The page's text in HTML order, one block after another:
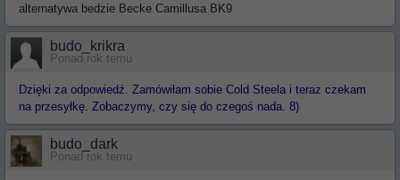
alternatywa bedzie Becke Camillusa BK9
budo_krikra
Ponad rok temu
Dzięki za odpowiedź. Zamówiłam sobie Cold Steela i teraz czekam
na przesyłkę. Zobaczymy, czy się do czegoś nada. 8)
budo_dark
Ponad rok temu